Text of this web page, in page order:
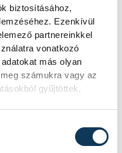
biztosításához,
Ezenkívül
partnereinkkel
vonatkozó
más olyan
számukra vagy az
gyűjtöttek.